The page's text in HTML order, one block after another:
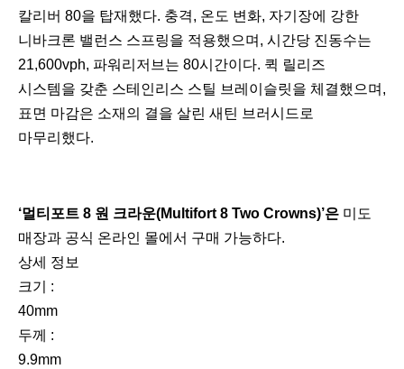
칼리버 80을 탑재했다. 충격, 온도 변화, 자기장에 강한
니바크론 밸런스 스프링을 적용했으며, 시간당 진동수는
21,600vph, 파워리저브는 80시간이다. 퀵 릴리즈
시스템을 갖춘 스테인리스 스틸 브레이슬릿을 체결했으며,
표면 마감은 소재의 결을 살린 새틴 브러시드로
마무리했다.
‘멀티포트 8 원 크라운(Multifort 8 Two Crowns)’은 미도
매장과 공식 온라인 몰에서 구매 가능하다.
상세 정보
크기 :
40mm
두께 :
9.9mm